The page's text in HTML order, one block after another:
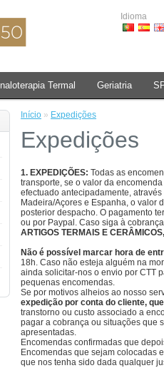
Idioma
Inaloterapia Termal Geriatria
Início » Expedições
Expedições
1. EXPEDIÇÕES: Todas as
transporte, se o valor da
efectuado antecipadamente, através
Madeira/Açores e Espanha, o valor
posterior despacho. O pagamento
ou por Paypal. Caso siga à
ARTIGOS TERMAIS E
Não é possível marcar hora de
18h. Caso não esteja alguém na
ainda solicitar-nos o envio por CTT
pequenas encomendas.
Se por motivos alheios ao nosso
expedição por conta do cliente,
transtorno ou custo associado a
pagar a cobrança ou situações que
apresentadas.
Encomendas confirmadas que
Encomendas que sejam colocadas
que nos tenha sido dada qualquer